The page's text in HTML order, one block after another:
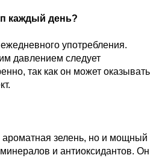
каждый день?
употребления.
давлением следует
так как он может оказывать
ароматная зелень, но и мощный
и антиоксидантов. Он